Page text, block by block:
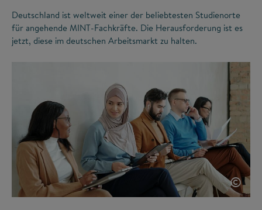
Deutschland ist weltweit einer der beliebtesten Studienorte
für angehende MINT-Fachkräfte. Die Herausforderung ist es
jetzt, diese im deutschen Arbeitsmarkt zu halten.
©